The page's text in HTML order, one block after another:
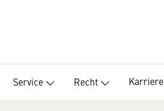
Service Recht Karriere